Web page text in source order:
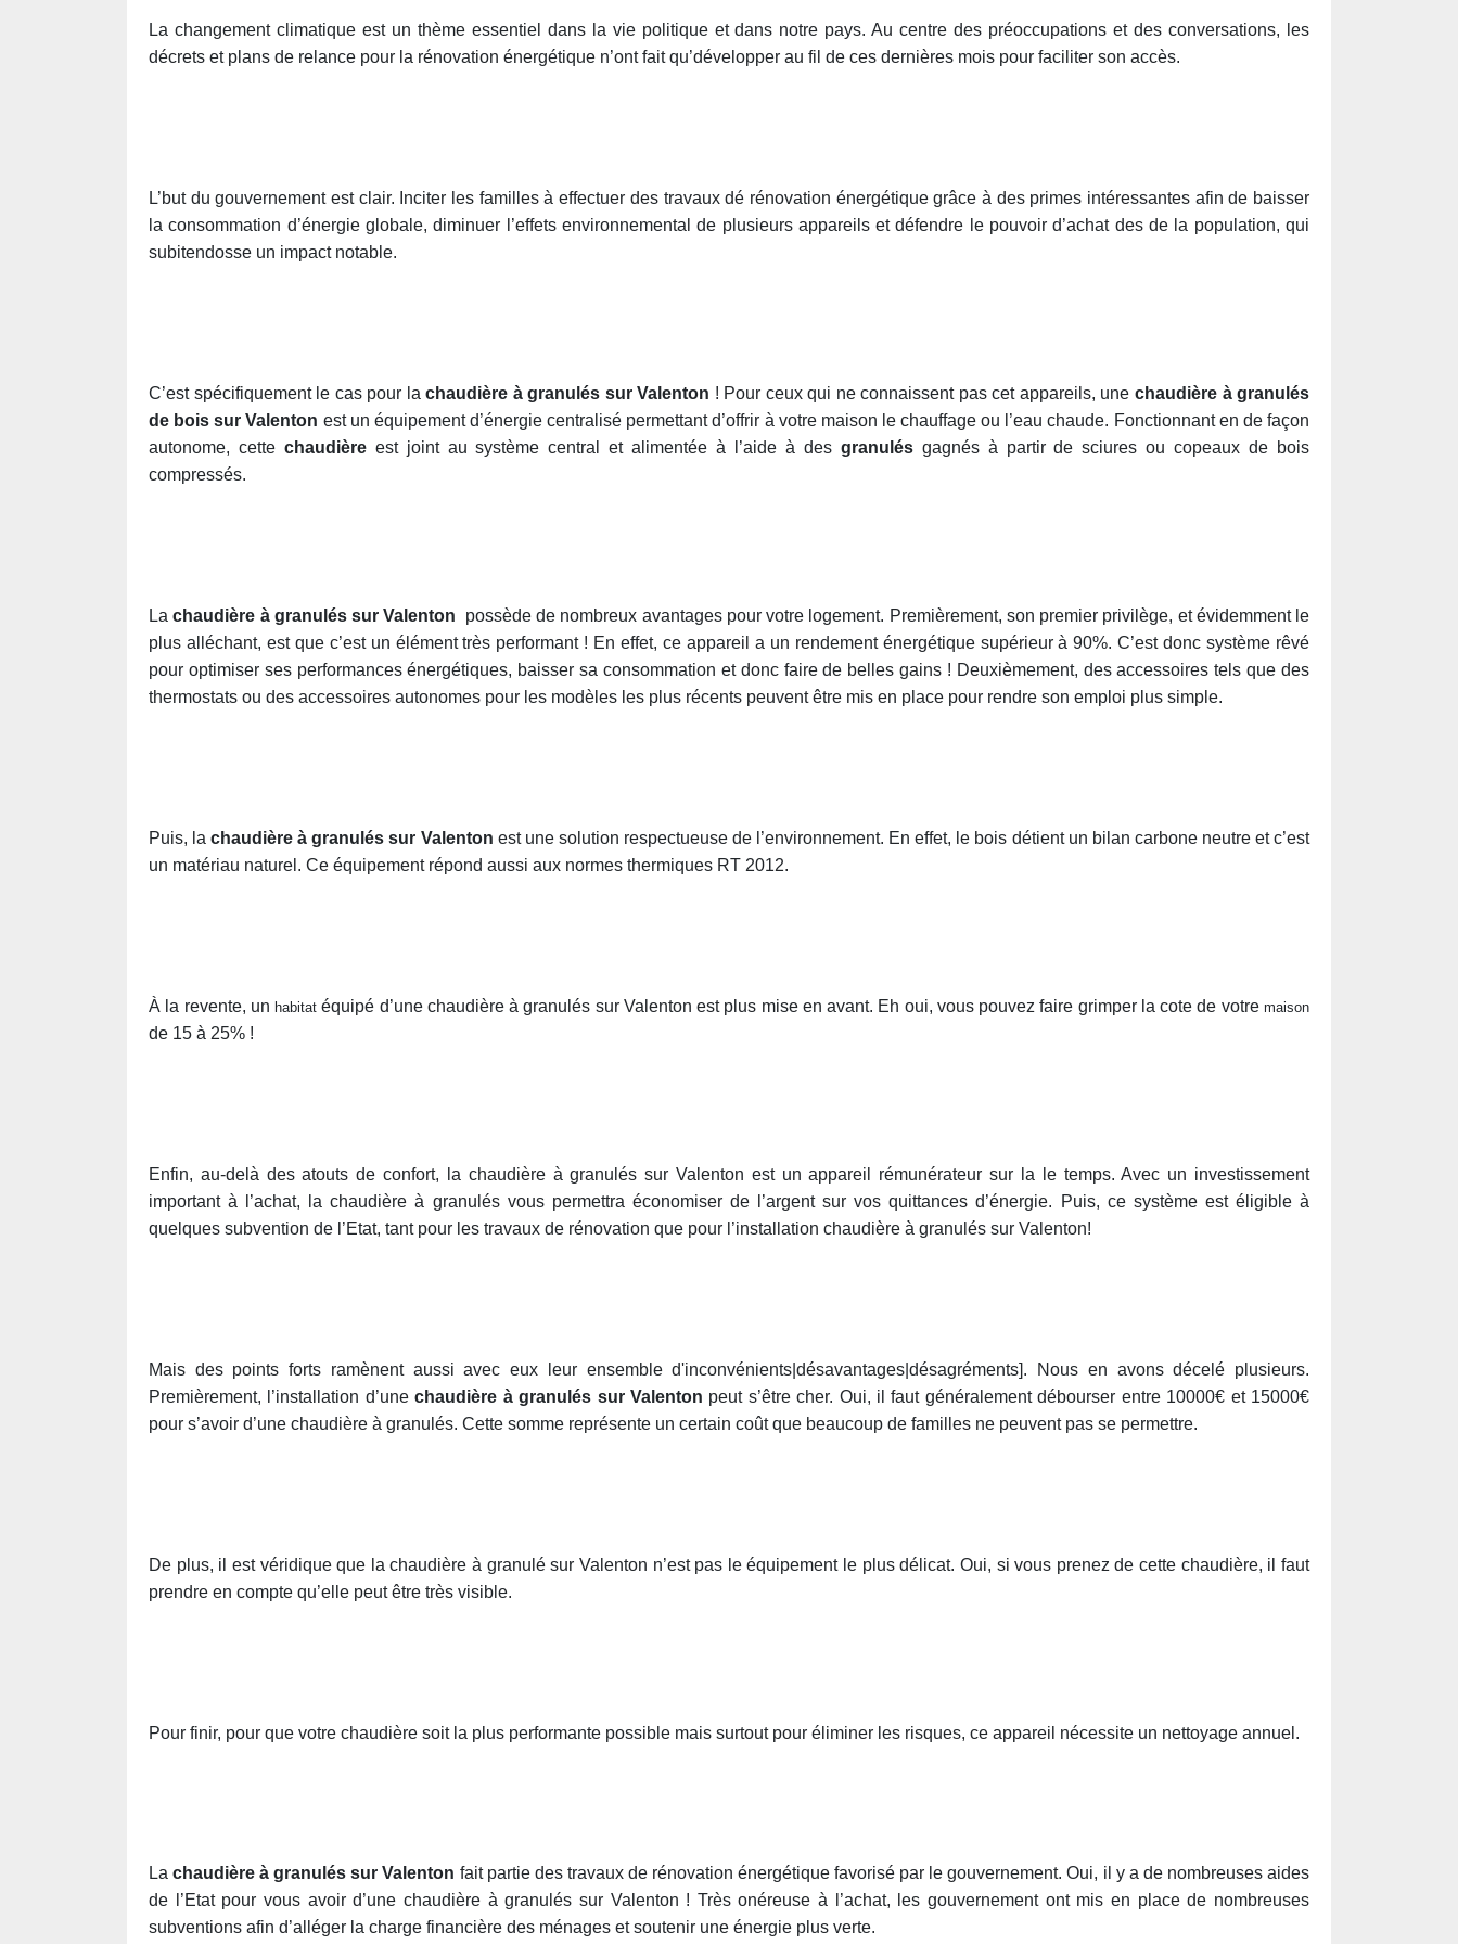
La changement climatique est un thème essentiel dans la vie politique et dans notre pays. Au centre des préoccupations et des conversations, les
décrets et plans de relance pour la rénovation énergétique n’ont fait qu’développer au fil de ces dernières mois pour faciliter son accès.
L’but du gouvernement est clair. Inciter les familles à effectuer des travaux dé rénovation énergétique grâce à des primes intéressantes afin de baisser
la consommation d’énergie globale, diminuer l’effets environnemental de plusieurs appareils et défendre le pouvoir d’achat des de la population, qui
subitendosse un impact notable.
C’est spécifiquement le cas pour lachaudière à granulés sur Valenton ! Pour ceux qui ne connaissent pas cet appareils, une chaudière à granulés
de bois sur Valenton est un équipement d’énergie centralisé permettant d’offrir à votre maison le chauffage ou l’eau chaude. Fonctionnant en de façon
autonome, cette chaudièreest joint au système central et alimentée à l’aide à des granulésgagnés à partir de sciures ou copeaux de bois
compressés.
Lachaudière à granulés sur Valenton
possède de nombreux avantages pour votre logement. Premièrement, son premier privilège, et évidemment le
plus alléchant, est que c’est un élément très performant ! En effet, ce appareil a un rendement énergétique supérieur à 90%. C’est donc système rêvé
pour optimiser ses performances énergétiques, baisser sa consommation et donc faire de belles gains ! Deuxièmement, des accessoires tels que des
thermostats ou des accessoires autonomes pour les modèles les plus récents peuvent être mis en place pour rendre son emploi plus simple.
Puis, lachaudière à granulés sur Valenton est une solution respectueuse de l’environnement. En effet, le bois détient un bilan carbone neutre et c’est
un matériau naturel. Ce équipement répond aussi aux normes thermiques RT 2012.
À la revente, un habitatéquipé d’une chaudière à granulés sur Valenton est plus mise en avant. Eh oui, vous pouvez faire grimper la cote de votremaison
de 15 à 25% !
Enfin, au-delà des atouts de confort, la chaudière à granulés sur Valenton est un appareil rémunérateur sur la le temps. Avec un investissement
important à l’achat, la chaudière à granulés vous permettra économiser de l’argent sur vos quittances d’énergie. Puis, ce système est éligible à
quelques subvention de l’Etat, tant pour les travaux de rénovation que pour l’installation chaudière à granulés sur Valenton!
Mais des points forts ramènent aussi avec eux leur ensemble d'inconvénients|désavantages|désagréments]. Nous en avons décelé plusieurs.
Premièrement, l’installation d’unechaudière à granulés sur Valenton peut s’être cher. Oui, il faut généralement débourser entre 10000€ et 15000€
pour s’avoir d’une chaudière à granulés. Cette somme représente un certain coût que beaucoup de familles ne peuvent pas se permettre.
De plus, il est véridique que la chaudière à granulé sur Valenton n’est pas le équipement le plus délicat. Oui, si vous prenez de cette chaudière, il faut
prendre en compte qu’elle peut être très visible.
Pour finir, pour que votre chaudière soit la plus performante possible mais surtout pour éliminer les risques, ce appareil nécessite un nettoyage annuel.
Lachaudière à granulés sur Valenton fait partie des travaux de rénovation énergétique favorisé par le gouvernement. Oui, il y a de nombreuses aides
de l’Etat pour vous avoir d’une chaudière à granulés sur Valenton ! Très onéreuse à l’achat, les gouvernement ont mis en place de nombreuses
subventions afin d’alléger la charge financière des ménages et soutenir une énergie plus verte.